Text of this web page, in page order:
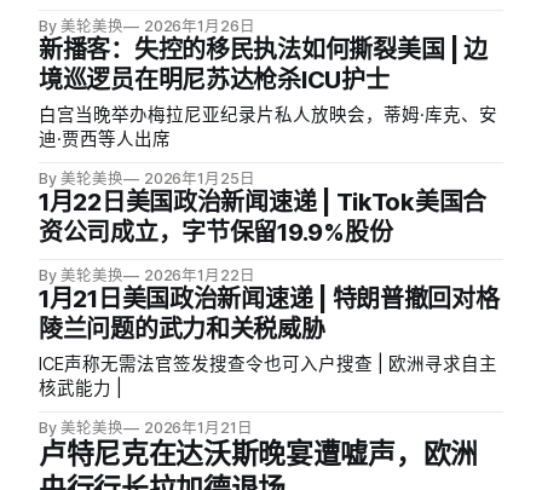
By 美轮美换 2026年1月26日
新播客：失控的移民执法如何撕裂美国 | 边
境巡逻员在明尼苏达枪杀ICU护士
白宫当晚举办梅拉尼亚纪录片私人放映会，蒂姆·库克、安
迪·贾西等人出席
By 美轮美换 2026年1月25日
1月22日美国政治新闻速递 | TikTok美国合
资公司成立，字节保留19.9%股份
By 美轮美换 2026年1月22日
1月21日美国政治新闻速递 | 特朗普撤回对格
陵兰问题的武力和关税威胁
ICE声称无需法官签发搜查令也可入户搜查 | 欧洲寻求自主
核武能力 |
By 美轮美换 2026年1月21日
卢特尼克在达沃斯晚宴遭嘘声，欧洲